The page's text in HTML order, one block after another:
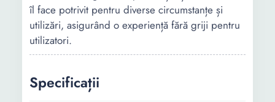
îl face potrivit pentru diverse circumstanțe și
utilizări, asigurând o experiență fără griji pentru
utilizatori.
Specificații